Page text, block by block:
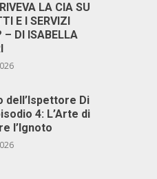
LA CIA SU
E I SERVIZI
– DI ISABELLA
dell’Ispettore Di
4: L’Arte di
l’Ignoto